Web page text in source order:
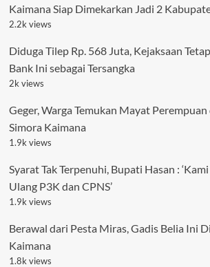
Kaimana Siap Dimekarkan Jadi 2
2.2k views
Diduga Tilep Rp. 568 Juta, Kejaksaan
Bank Ini sebagai Tersangka
2k views
Geger, Warga Temukan Mayat
Simora Kaimana
1.9k views
Syarat Tak Terpenuhi, Bupati Hasan :
Ulang P3K dan CPNS’
1.9k views
Berawal dari Pesta Miras, Gadis Belia Ini
Kaimana
1.8k views